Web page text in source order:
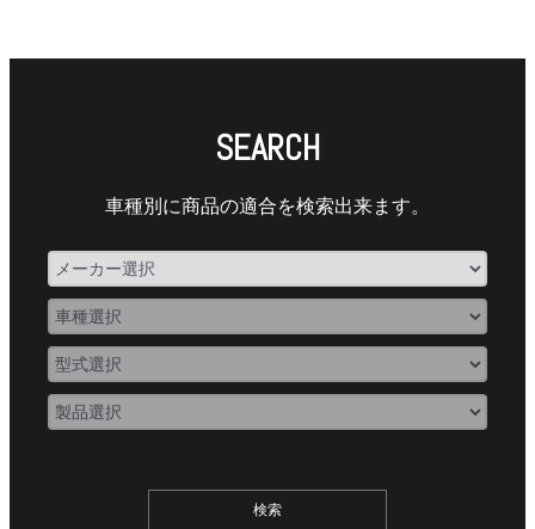
SEARCH
車種別に商品の適合を検索出来ます。